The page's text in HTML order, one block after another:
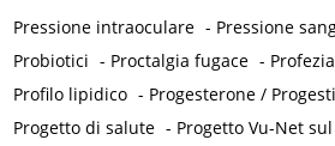
Pressione intraoculare - Pressione
Probiotici - Proctalgia fugace - Profezia
Profilo lipidico - Progesterone /
Progetto di salute - Progetto Vu-Net